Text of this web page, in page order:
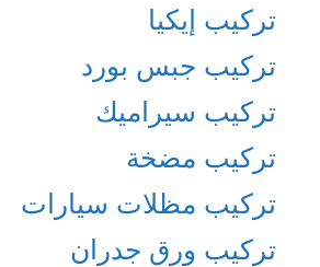
تركيب إيكيا
تركيب جبس بورد
تركيب سيراميك
تركيب مضخة
تركيب مظلات سيارات
تركيب ورق جدران